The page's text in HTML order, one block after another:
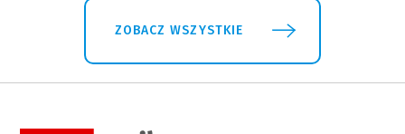
ZOBACZ WSZYSTKIE